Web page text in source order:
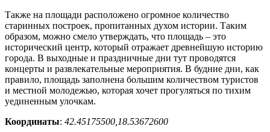
Также на площади расположено огромное количество
старинных построек, пропитанных духом истории. Таким
образом, можно смело утверждать, что площадь – это
исторический центр, который отражает древнейшую историю
города. В выходные и праздничные дни тут проводятся
концерты и развлекательные мероприятия. В будние дни, как
правило, площадь заполнена большим количеством туристов
и местной молодежью, которая хочет прогуляться по тихим
уединенным улочкам.
Координаты: 42.45175500,18.53672600